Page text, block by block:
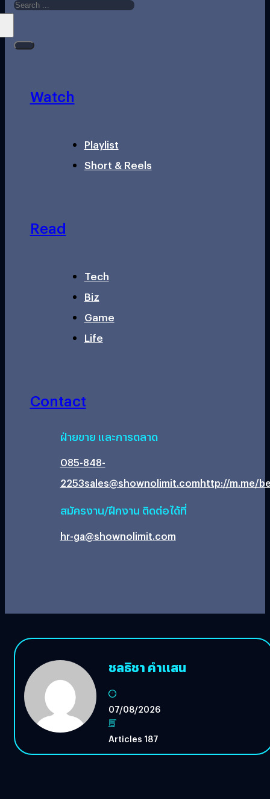
Watch
Playlist
Short & Reels
Read
Tech
Biz
Game
Life
Contact
ฝ่ายขาย และการตลาด
085-848-
2253sales@shownolimit.comhttp://m.me/
สมัครงาน/ฝึกงาน ติดต่อได้ที่
hr-ga@shownolimit.com
ชลธิชา คำแสน
07/08/2026
Articles 187